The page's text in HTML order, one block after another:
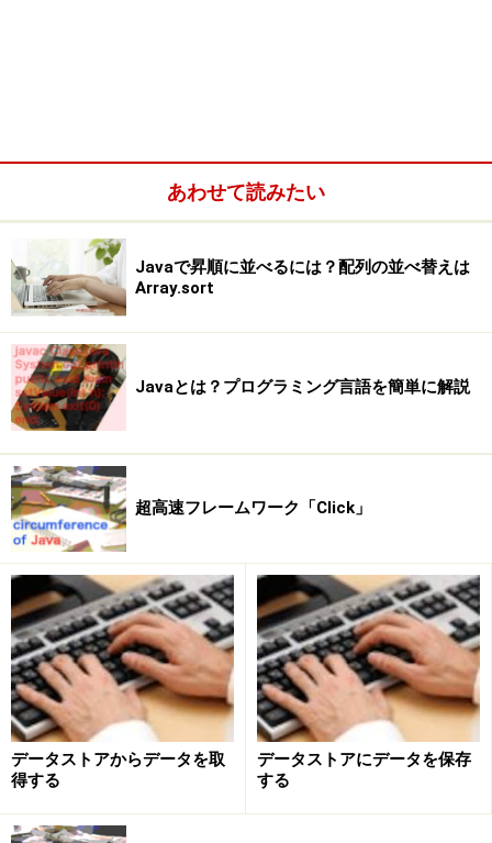
あわせて読みたい
Javaで昇順に並べるには？配列の並べ替えは
Array.sort
Javaとは？プログラミング言語を簡単に解説
超高速フレームワーク「Click」
データストアからデータを取
得する
データストアにデータを保存
する